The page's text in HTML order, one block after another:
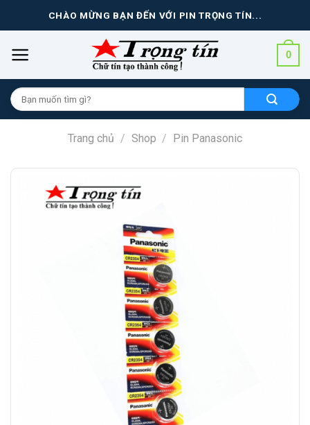
CHÀO MỪNG BẠN ĐẾN VỚI PIN TRỌNG TÍN...
0
Tìm
kiếm
cho:
Trang chủ / Shop / Pin Panasonic